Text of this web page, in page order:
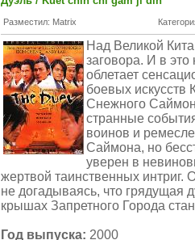
Разместил: Matrix
Над Великой
заговора. И в
облетает
боевых искусств
Снежного
странные
воинов и
Саймона, но
уверен в
жертвой таинственных интриг.
не догадываясь, что грядущая
крышах Запретного Города
Год выпуска: 2000